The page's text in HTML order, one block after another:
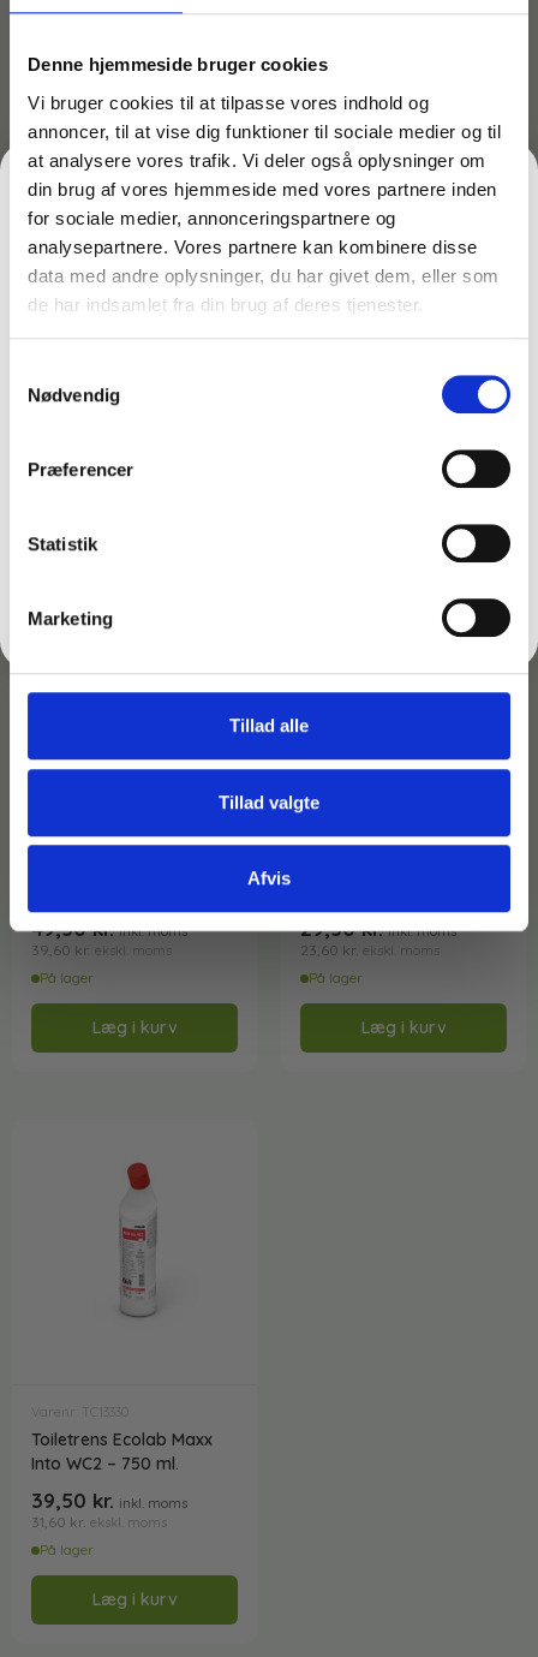
Denne hjemmeside bruger cookies
Vi bruger cookies til at tilpasse vores indhold og
annoncer, til at vise dig funktioner til sociale medier og til
at analysere vores trafik. Vi deler også oplysninger om
din brug af vores hjemmeside med vores partnere inden
for sociale medier, annonceringspartnere og
analysepartnere. Vores partnere kan kombinere disse
data med andre oplysninger, du har givet dem, eller som
de har indsamlet fra din brug af deres tjenester.
Nødvendig
Præferencer
Statistik
Marketing
Tillad alle
Tillad valgte
Afvis
Varenr: TC51710
Toiletbørste med
På lager
Varenr: TC62356
Pumie toilet bowl rust- og
kalkfjerner med håndtag
Læg i kurv
Varenr: TC13334
49,50kr. inkl. moms
39,60 kr. ekskl. moms
På lager
Læg i kurv
Varenr: TC13309
29,50kr. inkl. moms
23,60 kr. ekskl. moms
På lager
Læg i kurv
Varenr: TC13330
Toiletrens Ecolab Maxx
Into WC2 – 750 ml.
39,50 kr. inkl. moms
31,60 kr. ekskl. moms
På lager
Læg i kurv
FÅ 10% PÅ DIN FØRSTE ORDRE